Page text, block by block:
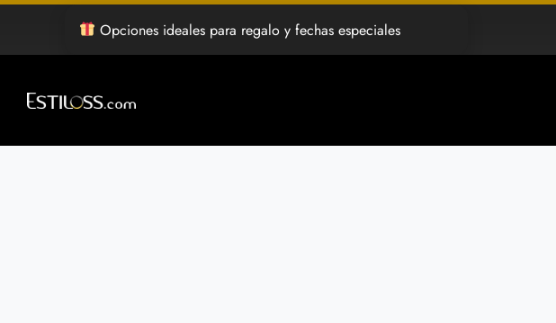
Saltar
contenido
Opciones ideales para regalo y fechas especiales